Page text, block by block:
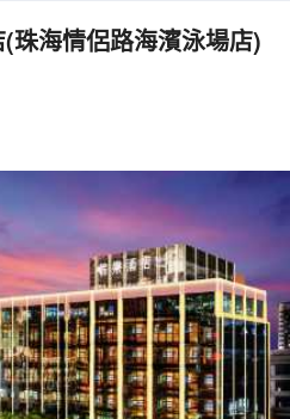
海情侶路海濱泳場店)